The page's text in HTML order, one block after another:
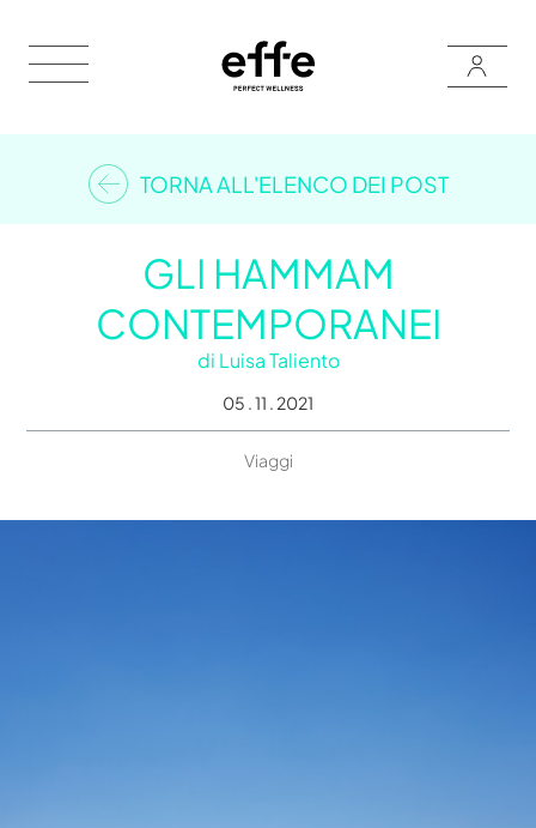
TORNA ALL'ELENCO DEI POST
GLI HAMMAM
CONTEMPORANEI
di Luisa Taliento
05 . 11 . 2021
Viaggi